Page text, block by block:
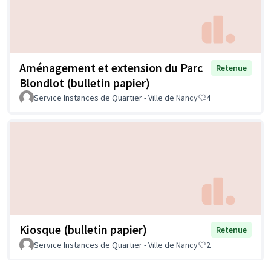
Aménagement et extension du Parc
Blondlot (bulletin papier)
Retenue
Service Instances de Quartier - Ville de Nancy 4
Kiosque (bulletin papier)
Retenue
Service Instances de Quartier - Ville de Nancy
2